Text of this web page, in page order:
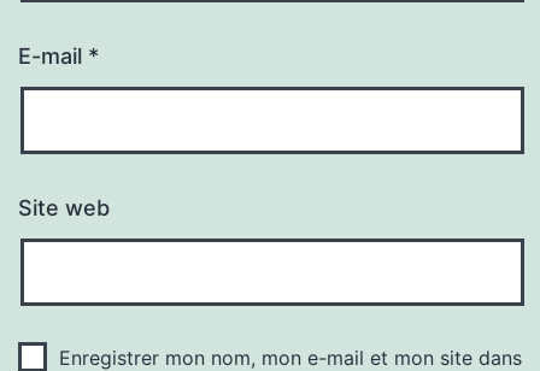
E-mail *
Site web
Enregistrer mon nom, mon e-mail et mon site dans